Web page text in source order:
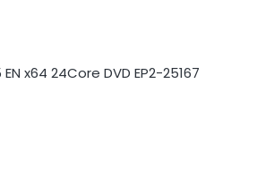
x64 24Core DVD EP2-25167